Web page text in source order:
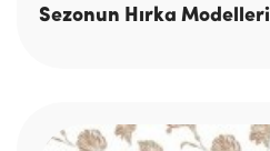
Sezonun Hırka Modelleri